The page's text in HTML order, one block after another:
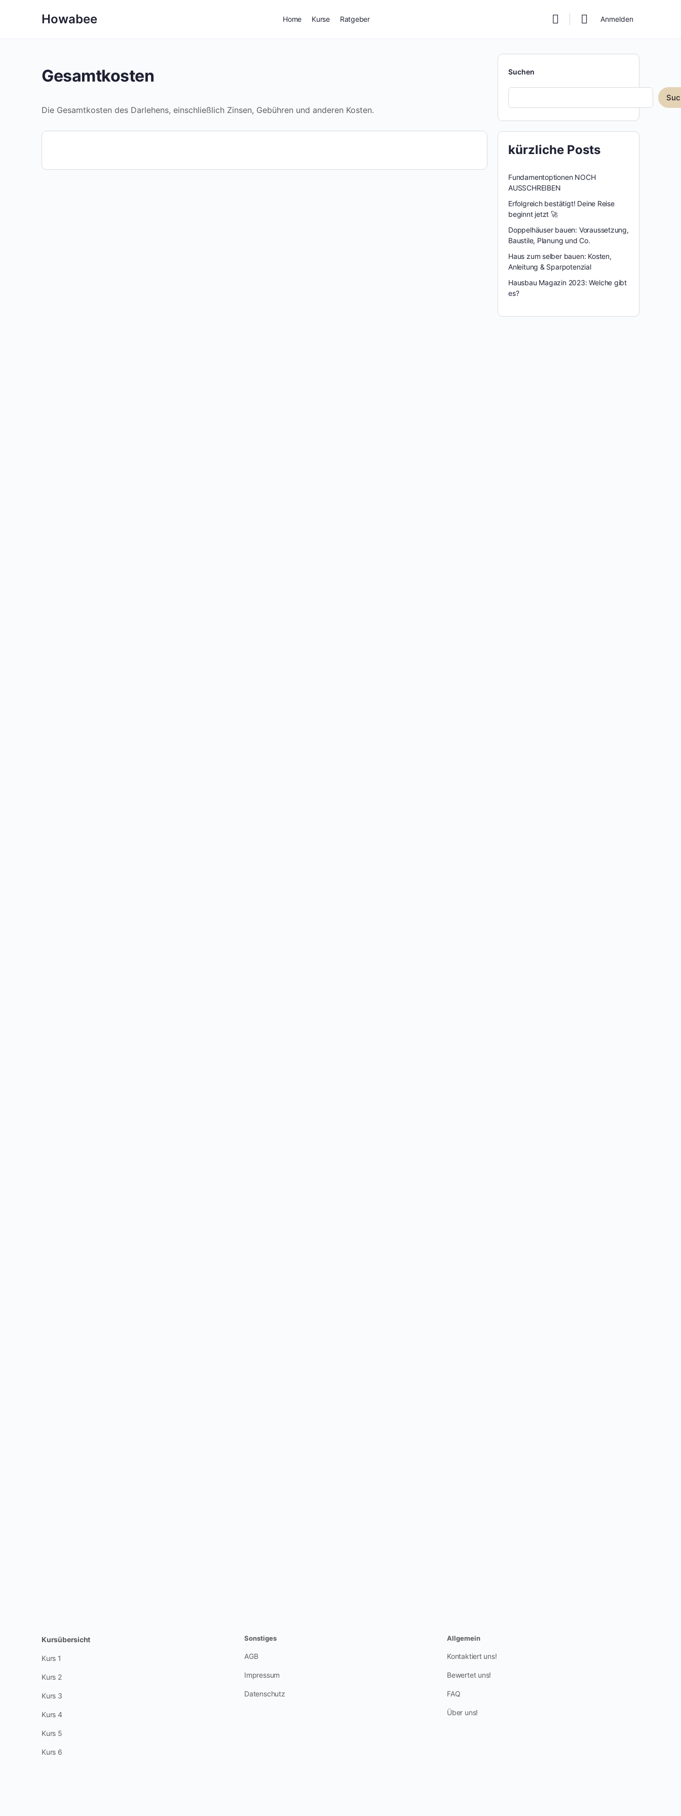
Howabee Home Kurse Ratgeber Anmelden
Gesamtkosten
Die Gesamtkosten des Darlehens, einschließlich Zinsen, Gebühren und anderen Kosten.
Suchen
kürzliche Posts
Fundamentoptionen NOCH
AUSSCHREIBEN
Erfolgreich bestätigt! Deine Reise
beginnt jetzt 🚀
Doppelhäuser bauen: Voraussetzung,
Baustile, Planung und Co.
Haus zum selber bauen: Kosten,
Anleitung & Sparpotenzial
Hausbau Magazin 2023: Welche gibt
es?
Kursübersicht
Kurs 1
Kurs 2
Kurs 3
Kurs 4
Kurs 5
Kurs 6
Sonstiges
AGB
Impressum
Datenschutz
Allgemein
Kontaktiert uns!
Bewertet uns!
FAQ
Über uns!